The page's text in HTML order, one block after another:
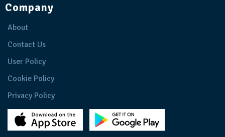
Company
About
Contact Us
User Policy
Cookie Policy
Privacy Policy